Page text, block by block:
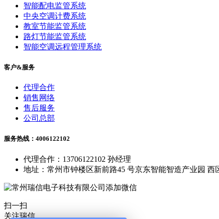
智能配电监管系统
中央空调计费系统
教室节能监管系统
路灯节能监管系统
智能空调远程管理系统
客户&服务
代理合作
销售网络
售后服务
公司总部
服务热线：4006122102
代理合作：13706122102 孙经理
地址：常州市钟楼区新前路45 号京东智能智造产业园 西
扫一扫
关注瑞信